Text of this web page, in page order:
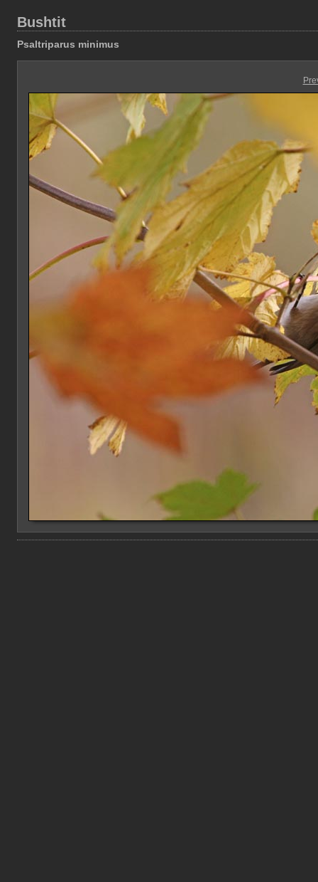
Bushtit
Psaltriparus minimus